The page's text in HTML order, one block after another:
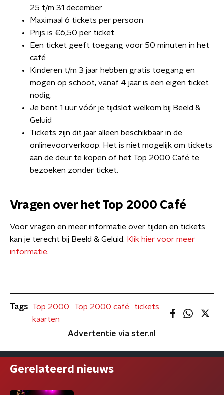
25 t/m 31 december
Maximaal 6 tickets per persoon
Prijs is €6,50 per ticket
Een ticket geeft toegang voor 50 minuten in het
café
Kinderen t/m 3 jaar hebben gratis toegang en
mogen op schoot, vanaf 4 jaar is een eigen ticket
nodig.
Je bent 1 uur vóór je tijdslot welkom bij Beeld &
Geluid
Tickets zijn dit jaar alleen beschikbaar in de
onlinevoorverkoop. Het is niet mogelijk om tickets
aan de deur te kopen of het Top 2000 Café te
bezoeken zonder ticket.
Vragen over het Top 2000 Café
Voor vragen en meer informatie over tijden en tickets
kan je terecht bij Beeld & Geluid. Klik hier voor meer
informatie.
Tags Top 2000 Top 2000 café
tickets
kaarten
Advertentie via ster.nl
Gerelateerd nieuws